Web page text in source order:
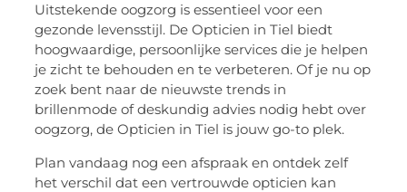
Uitstekende oogzorg is essentieel voor een
gezonde levensstijl. De Opticien in Tiel biedt
hoogwaardige, persoonlijke services die je helpen
je zicht te behouden en te verbeteren. Of je nu op
zoek bent naar de nieuwste trends in
brillenmode of deskundig advies nodig hebt over
oogzorg, de Opticien in Tiel is jouw go-to plek.
Plan vandaag nog een afspraak en ontdek zelf
het verschil dat een vertrouwde opticien kan